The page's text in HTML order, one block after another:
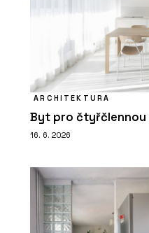
ARCHITEKTURA
Byt pro čtyřčlennou
16. 6. 2026